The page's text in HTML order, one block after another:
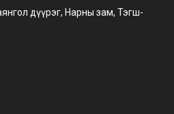
дүүрэг, Нарны зам, Тэгш-